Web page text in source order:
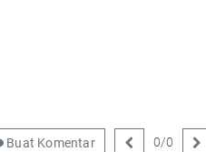
Buat Komentar 0/0